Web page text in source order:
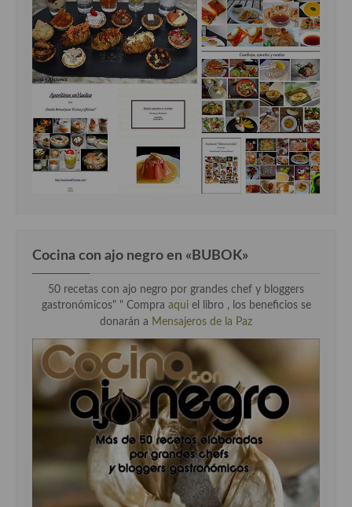
Cocina con ajo negro en «BUBOK»
50 recetas con ajo negro por grandes chef y bloggers
gastronómicos" " Compra aqui el libro , los beneficios se
donarán a Mensajeros de la Paz